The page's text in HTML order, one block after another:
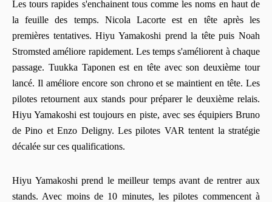
Les tours rapides s'enchainent tous comme les noms en haut de
la feuille des temps. Nicola Lacorte est en tête après les
premières tentatives. Hiyu Yamakoshi prend la tête puis Noah
Stromsted améliore rapidement. Les temps s'améliorent à chaque
passage. Tuukka Taponen est en tête avec son deuxième tour
lancé. Il améliore encore son chrono et se maintient en tête. Les
pilotes retournent aux stands pour préparer le deuxième relais.
Hiyu Yamakoshi est toujours en piste, avec ses équipiers Bruno
de Pino et Enzo Deligny. Les pilotes VAR tentent la stratégie
décalée sur ces qualifications.
Hiyu Yamakoshi prend le meilleur temps avant de rentrer aux
stands. Avec moins de 10 minutes, les pilotes commencent à